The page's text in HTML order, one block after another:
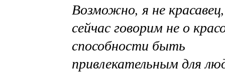
Возможно, я не
сейчас говорим не о
способности быть
привлекательным для